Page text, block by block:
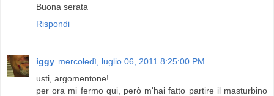
Buona serata
Rispondi
iggy mercoledì, luglio 06, 2011 8:25:00 PM
usti, argomentone!
per ora mi fermo qui, però m'hai fatto partire il masturbino